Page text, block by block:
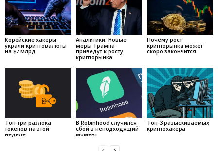
Корейские хакеры
украли криптовалюты
на $2 млрд
Аналитики: Новые
меры Трампа
приведут к росту
крипторынка
Почему рост
крипторынка может
скоро закончится
Топ-три разлока
токенов на этой
неделе
В Robinhood случился
сбой в неподходящий
момент
Топ-3 разыскиваемых
криптохакера